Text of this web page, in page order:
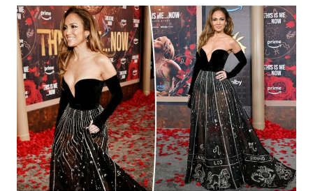
DE
BEN
AFFLECK
À
L’AVANT-
PREMIÈRE
DE
SON
NOUVEAU
FILM
“THIS
IS
ME…